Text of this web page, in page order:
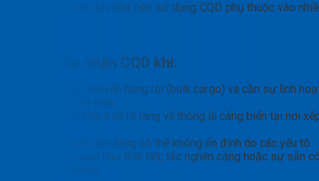
Việc quyết định khi nào nên sử dụng CQD phụ thuộc vào
Nên chấp nhận CQD khi:
Bạn vận chuyển hàng rời (bulk cargo) và cần sự linh
trong lịch trình.
Bạn có hiểu biết rõ ràng về thông lệ cảng biển tại nơi
Lịch trình làm hàng có thể không ổn định do các yếu tố
khách quan như thời tiết, tắc nghẽn cảng hoặc sự sẵn
của thiết bị.